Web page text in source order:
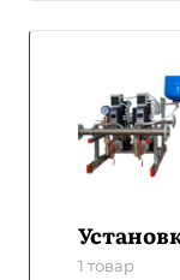
1 товар